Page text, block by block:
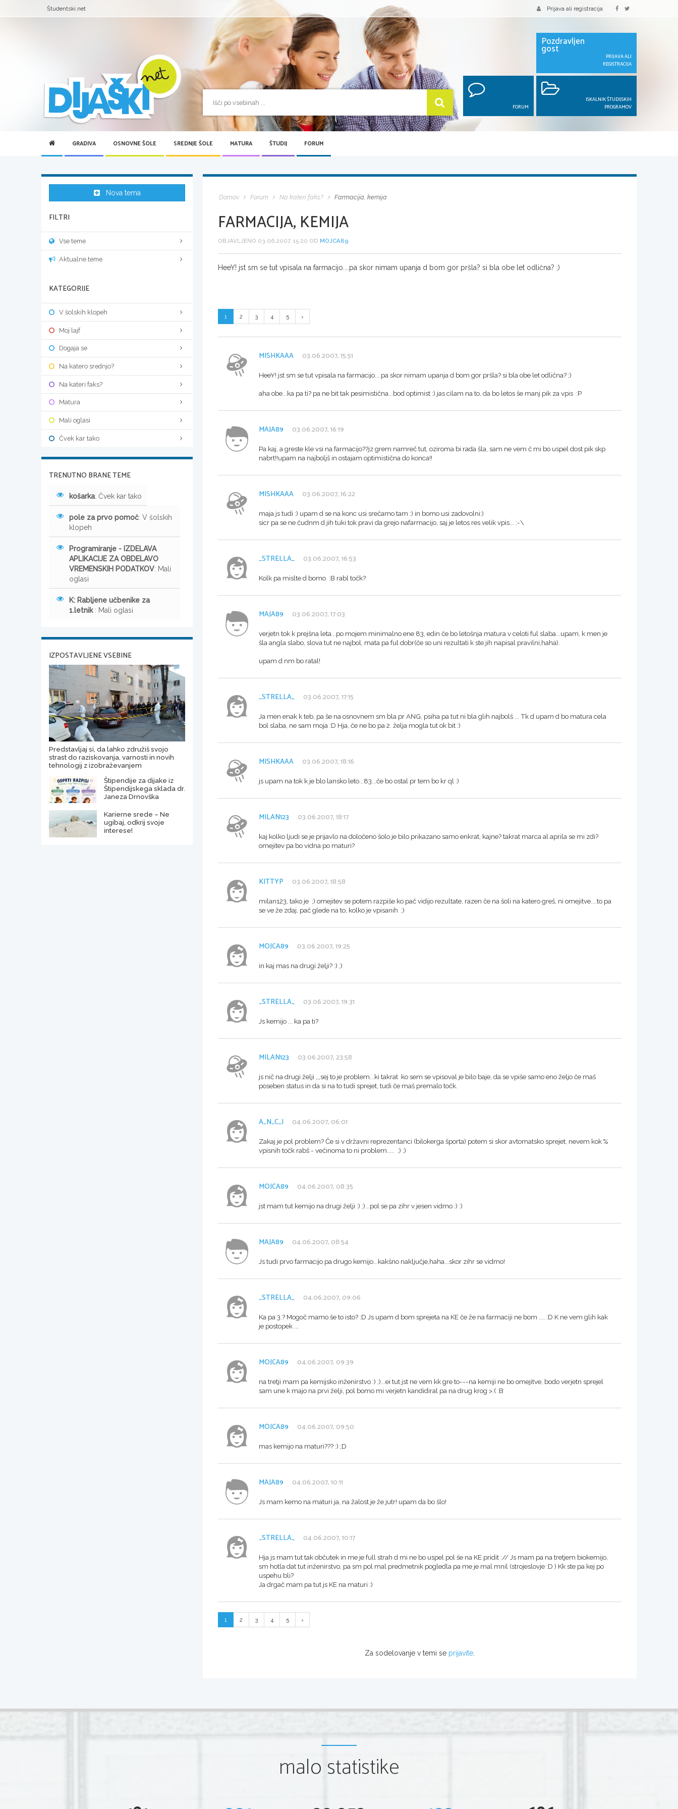
Študentski.net Prijava ali registracija
Pozdravljen
gost
PRIJAVA ALI
REGISTRACIJA
FORUM
ISKALNIK ŠTUDIJSKIH
PROGRAMOV
GRADIVA OSNOVNE ŠOLE SREDNJE ŠOLE MATURA ŠTUDIJ FORUM
Domov Forum Na kateri faks? Farmacija, kemija
FARMACIJA, KEMIJA
OBJAVLJENO 03.06.2007, 15:20 OD MOJCA89
HeeY! jst sm se tut vpisala na farmacijo....pa skor nimam upanja d bom gor pršla? si bla obe let odlična? ;)
1 2 3 4 5
MISHKAAA 03.06.2007, 15:51
HeeY! jst sm se tut vpisala na farmacijo....pa skor nimam upanja d bom gor pršla? si bla obe let odlična? ;)
aha obe...ka pa ti? pa ne bit tak pesimistična...bod optimist :) jas cilam na to, da bo letos še manj pik za vpis :P
MAJA89 03.06.2007, 16:19
Pa kaj, a greste kle vsi na farmacijo??jz grem namreč tut, oziroma bi rada šla, sam ne vem č mi bo uspel dost pik skp
nabrt!!upam na najboljš in ostajam optimistična do konca!!
MISHKAAA 03.06.2007, 16:22
maja js tudi :) upam d se na konc usi srečamo tam :) in bomo usi zadovolni:)
sicr pa se ne čudnm d jih tuki tok pravi da grejo nafarmacijo, saj je letos res velik vpis... :-\
_STRELLA_ 03.06.2007, 16:53
Kolk pa mislte d bomo :B rabl točk?
MAJA89 03.06.2007, 17:03
verjetn tok k prejšna leta...po mojem minimalno ene 83, edin če bo letošnja matura v celoti ful slaba...upam, k men je
šla angla slabo, slova tut ne najbol, mata pa ful dobr(če so uni rezultati k ste jih napisal pravilni,haha).
upam d nm bo ratal!
_STRELLA_ 03.06.2007, 17:15
Ja men enak k teb, pa še na osnovnem sm bla pr ANG, psiha pa tut ni bla glih najbolš ... Tk d upam d bo matura cela
bol slaba, ne sam moja :D Hja, če ne bo pa 2. želja mogla tut ok bit :)
MISHKAAA 03.06.2007, 18:16
js upam na tok k je blo lansko leto...83...če bo ostal pr tem bo kr ql :)
MILAN123 03.06.2007, 18:17
kaj kolko ljudi se je prijavlo na določeno šolo je bilo prikazano samo enkrat, kajne? takrat marca al aprila se mi zdi?
omejitev pa bo vidna po maturi?
KITTYP 03.06.2007, 18:58
milan123, tako je ;) omejitev se potem razpiše ko pač vidijo rezultate, razen če na šoli na katero greš, ni omejitve....to pa
se ve že zdaj, pač glede na to, kolko je vpisanih ;)
MOJCA89 03.06.2007, 19:25
in kaj mas na drugi želji? :) ;)
_STRELLA_ 03.06.2007, 19:31
Js kemijo ... ka pa ti?
MILAN123 03.06.2007, 23:58
js nič na drugi želji ,,,sej to je problem...ki takrat ko sem se vpisoval je bilo baje, da se vpiše samo eno željo če maš
poseben status in da si na to tudi sprejet, tudi če maš premalo točk.
A_N_C_I 04.06.2007, 06:01
Zakaj je pol problem? Če si v državni reprezentanci (bilokerga športa) potem si skor avtomatsko sprejet, nevem kok %
vpisnih točk rabš - večinoma to ni problem..... ;) ;)
MOJCA89 04.06.2007, 08:35
jst mam tut kemijo na drugi želji :) ;)...pol se pa zihr v jesen vidmo :) :)
MAJA89 04.06.2007, 08:54
Js tudi prvo farmacijo pa drugo kemijo...kakšno naključje,haha...skor zihr se vidmo!
_STRELLA_ 04.06.2007, 09:06
Ka pa 3.? Mogoč mamo še to isto? :D Js upam d bom sprejeta na KE če že na farmaciji ne bom .... :D K ne vem glih kak
je postopek ...
MOJCA89 04.06.2007, 09:39
na tretji mam pa kemijsko inženirstvo :) ;)...ei tut jst ne vem kk gre to---na kemiji ne bo omejitve, bodo verjetn sprejel
sam une k majo na prvi želji, pol bomo mi verjetn kandidiral pa na drug krog >:( :B
MOJCA89 04.06.2007, 09:50
mas kemijo na maturi??? :) ;D
MAJA89 04.06.2007, 10:11
Js mam kemo na maturi ja, na žalost je že jutr! upam da bo šlo!
_STRELLA_ 04.06.2007, 10:17
Hja js mam tut tak občutek in me je full strah d mi ne bo uspel pol še na KE pridit :// Js mam pa na tretjem biokemijo,
sm hotla dat tut inženirstvo, pa sm pol mal predmetnik pogledla pa me je mal mnil (strojeslovje :D ) Kk ste pa kej po
uspehu bli?
Ja drgač mam pa tut js KE na maturi :)
1 2 3 4 5
Za sodelovanje v temi se prijavite
Nova tema
FILTRI
Vse teme
Aktualne teme
KATEGORIJE
V šolskih klopeh
Moj lajf
Dogaja se
Na katero srednjo?
Na kateri faks?
Matura
Mali oglasi
Čvek kar tako
TRENUTNO BRANE TEME
košarka: Čvek kar tako
pole za prvo pomoč: V šolskih
klopeh
Programiranje - IZDELAVA
APLIKACIJE ZA OBDELAVO
VREMENSKIH PODATKOV: Mali
oglasi
K: Rabljene učbenike za
1.letnik : Mali oglasi
IZPOSTAVLJENE VSEBINE
Predstavljaj si, da lahko združiš svojo
strast do raziskovanja, varnosti in novih
tehnologij z izobraževanjem
Štipendije za dijake iz
Štipendijskega sklada dr.
Janeza Drnovška
Karierne srede – Ne
ugibaj, odkrij svoje
interese!
malo statistike